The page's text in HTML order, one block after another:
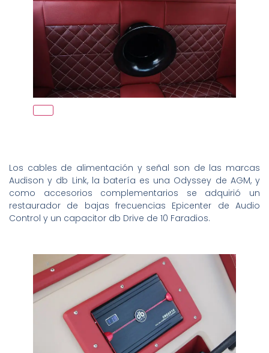
Los cables de alimentación y señal son de las marcas
Audison y db Link, la batería es una Odyssey de AGM, y
como accesorios complementarios se adquirió un
restaurador de bajas frecuencias Epicenter de Audio
Control y un capacitor db Drive de 10 Faradios.